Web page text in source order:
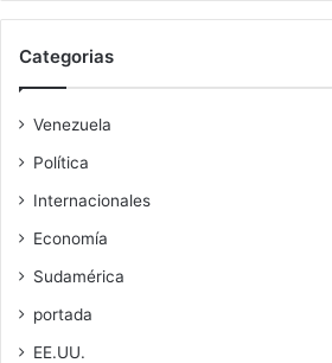
Categorias
Venezuela
Política
Internacionales
Economía
Sudamérica
portada
EE.UU.